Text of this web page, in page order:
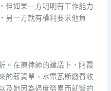
但如果一方明明有工作能力
另一方就有權利要求他負
。在陳律師的建議下，阿霞
的薪資單、水電瓦斯繳費收
及她因為過度勞累而就醫的